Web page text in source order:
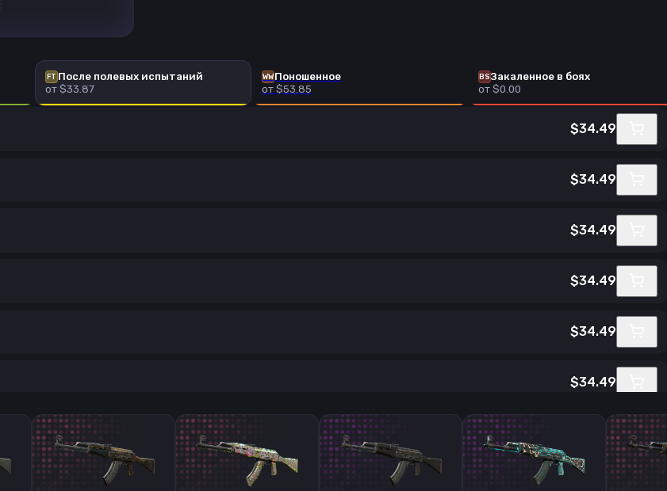
FT После полевых испытаний
от $33.87
WW Поношенное
от $53.85
BS Закаленное в боях
от $0.00
$34.49
$34.49
$34.49
$34.49
$34.49
$34.49
$34.49